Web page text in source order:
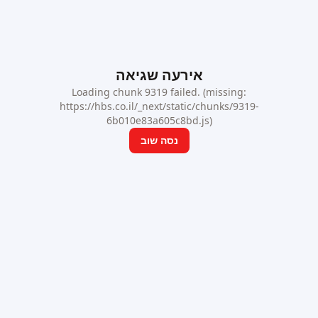
אירעה שגיאה
Loading chunk 9319 failed. (missing:
https://hbs.co.il/_next/static/chunks/9319-
6b010e83a605c8bd.js)